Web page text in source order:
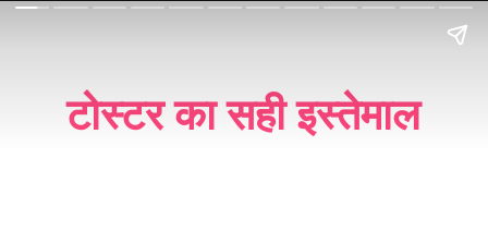
टोस्टर का सही इस्तेमाल